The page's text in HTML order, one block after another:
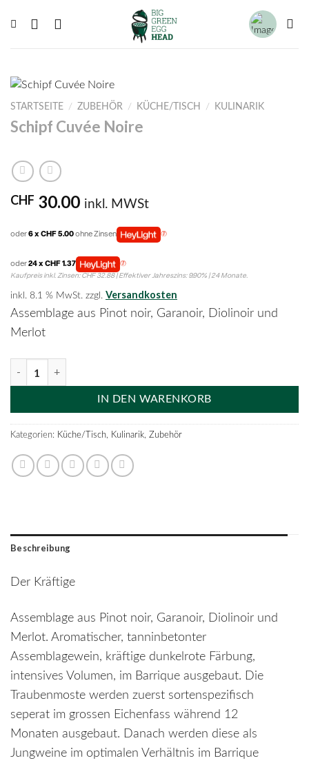
Inhalt
STARTSEITE / ZUBEHÖR / KÜCHE/TISCH / KULINARIK
Schipf Cuvée Noire
CHF 30.00 inkl. MWSt
oder6 x CHF 5.00ohne Zinsen
oder24 x CHF 1.37
Kaufpreis inkl. Zinsen: CHF 32.88 | Effektiver Jahreszins: 9.90% | 24 Monate.
inkl. 8.1 % MwSt. zzgl. Versandkosten
Assemblage aus Pinot noir, Garanoir, Diolinoir und
Merlot
IN DEN WARENKORB
Kategorien: Küche/Tisch, Kulinarik, Zubehör
Beschreibung
Der Kräftige
Assemblage aus Pinot noir, Garanoir, Diolinoir und
Merlot. Aromatischer, tanninbetonter
Assemblagewein, kräftige dunkelrote Färbung,
intensives Volumen, im Barrique ausgebaut. Die
Traubenmoste werden zuerst sortenspezifisch
seperat im grossen Eichenfass während 12
Monaten ausgebaut. Danach werden diese als
Jungweine im optimalen Verhältnis im Barrique